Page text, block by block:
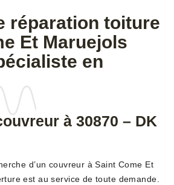
réparation toiture
Et Maruejols
en
à 30870 – DK
d’un couvreur à Saint Come Et
est au service de toute demande.